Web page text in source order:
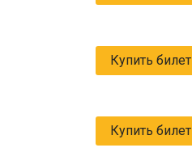
Купить билет
Купить билет